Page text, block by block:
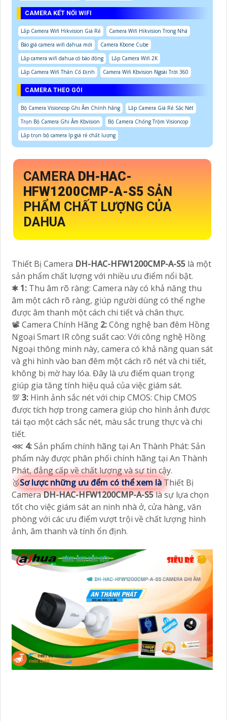
CAMERA KẾT NỐI WIFI
Lắp Camera Wifi Hikvision Giá Rẻ
Camera Wifi Hikvision Trong Nhà
Báo giá camera wifi dahua mới
Camera Kbone Cube
Lắp camera wifi dahua có báo động
Lắp Camera Wifi 2K
Lắp Camera Wifi Thân Cố Định
Camera Wifi Kbvision Ngoài Trời 360
CAMERA THEO GÓI
Bộ Camera Visioncop Ghi Âm Chính hãng
Lắp Camera Giá Rẻ Sắc Nét
Trọn Bộ Camera Ghi Âm Kbvision
Bộ Camera Chống Trộm Visioncop
Lắp trọn bộ camera Ip giá rẻ chất lượng
CAMERA DH-HAC-
HFW1200CMP-A-S5 SẢN
PHẨM CHẤT LƯỢNG CỦA
DAHUA
Thiết Bị Camera DH-HAC-HFW1200CMP-A-S5 là một
sản phẩm chất lượng với nhiều ưu điểm nổi bật.
✱ 1: Thu âm rõ ràng: Camera này có khả năng thu
âm một cách rõ ràng, giúp người dùng có thể nghe
được âm thanh một cách chi tiết và chân thực.
📽 Camera Chính Hãng 2:Công nghệ ban đêm Hồng
Ngoại Smart IR công suất cao: Với công nghệ Hồng
Ngoại thông minh này, camera có khả năng quan sát
và ghi hình vào ban đêm một cách rõ nét và chi tiết,
không bị mờ hay lóa. Đây là ưu điểm quan trọng
giúp gia tăng tính hiệu quả của việc giám sát.
💯 3: Hình ảnh sắc nét với chip CMOS: Chip CMOS
được tích hợp trong camera giúp cho hình ảnh được
tái tạo một cách sắc nét, màu sắc trung thực và chi
tiết.
⋘ 4:Sản phẩm chính hãng tại An Thành Phát: Sản
phẩm này được phân phối chính hãng tại An Thành
Phát, đẳng cấp về chất lượng và sự tin cậy.
🥉Sơ lược những ưu đểm có thể xem là Thiết Bị
CameraDH-HAC-HFW1200CMP-A-S5là sự lựa chọn
tốt cho việc giám sát an ninh nhà ở, cửa hàng, văn
phòng với các ưu điểm vượt trội về chất lượng hình
ảnh, âm thanh và tính ổn định.